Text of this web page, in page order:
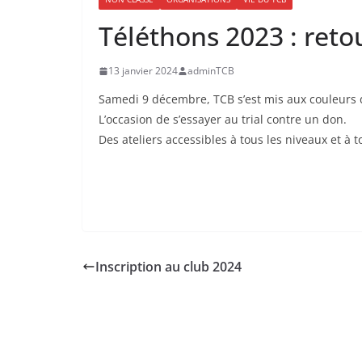
Téléthons 2023 :
13 janvier 2024 adminTCB
Samedi 9 décembre, TCB s’est mis aux
L’occasion de s’essayer au trial contre un don.
Des ateliers accessibles à tous les niveaux et à
Inscription au club 2024